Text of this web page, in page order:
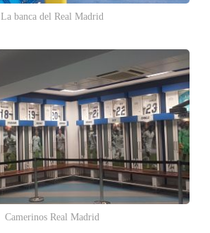
La banca del Real Madrid
Camerinos Real Madrid